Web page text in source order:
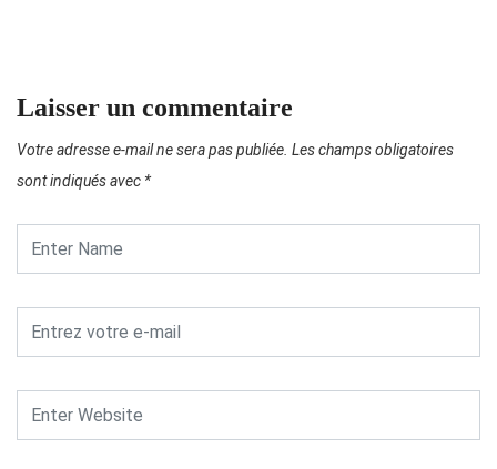
Laisser un commentaire
Votre adresse e-mail ne sera pas publiée. Les champs obligatoires
sont indiqués avec *